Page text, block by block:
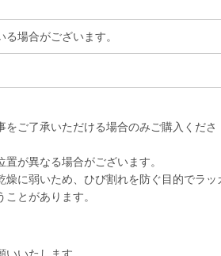
場合がございます。
ご了承いただける場合のみご購入くださ
が異なる場合がございます。
に弱いため、ひび割れを防ぐ目的でラッ
とがあります。